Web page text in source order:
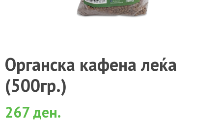
Органска кафена леќа
(500гр.)
267 ден.